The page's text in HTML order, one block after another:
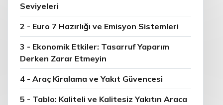
Seviyeleri
2 - Euro 7 Hazırlığı ve Emisyon Sistemleri
3 - Ekonomik Etkiler: Tasarruf Yaparım
Derken Zarar Etmeyin
4 - Araç Kiralama ve Yakıt Güvencesi
5 - Tablo: Kaliteli ve Kalitesiz Yakıtın Araca